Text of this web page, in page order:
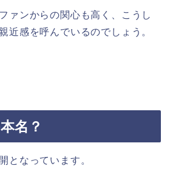
ァンからの関心も高く、こうし
近感を呼んでいるのでしょう。
名？
となっています。